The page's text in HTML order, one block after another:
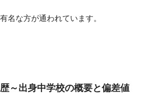
名な方が通われています。
～出身中学校の概要と偏差値